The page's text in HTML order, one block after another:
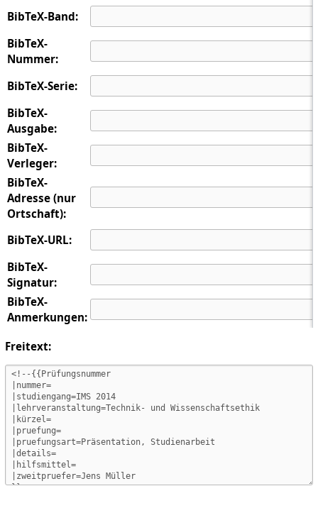
BibTeX-Band:
BibTeX-
Nummer:
BibTeX-Serie:
BibTeX-
Ausgabe:
BibTeX-
Verleger:
BibTeX-
Adresse (nur
Ortschaft):
BibTeX-URL:
BibTeX-
Signatur:
BibTeX-
Anmerkungen:
Freitext: